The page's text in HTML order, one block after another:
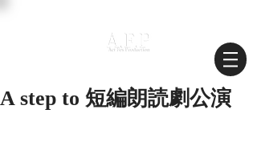
A step to 短編朗読劇公演